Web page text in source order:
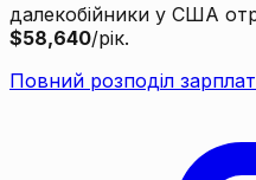
далекобійники у США
$58,640/рік.
Повний розподіл